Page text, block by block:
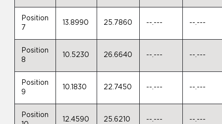
Position
7
13.8990 25.7860 --.--- --.---
Position
8
10.5230 26.6640 --.--- --.---
Position
9
10.1830 22.7450 --.--- --.---
Position
12.4590 25.6210 --.--- --.---